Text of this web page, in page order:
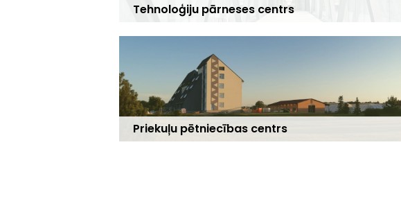
Tehnoloģiju pārneses centrs
Priekuļu pētniecības centrs